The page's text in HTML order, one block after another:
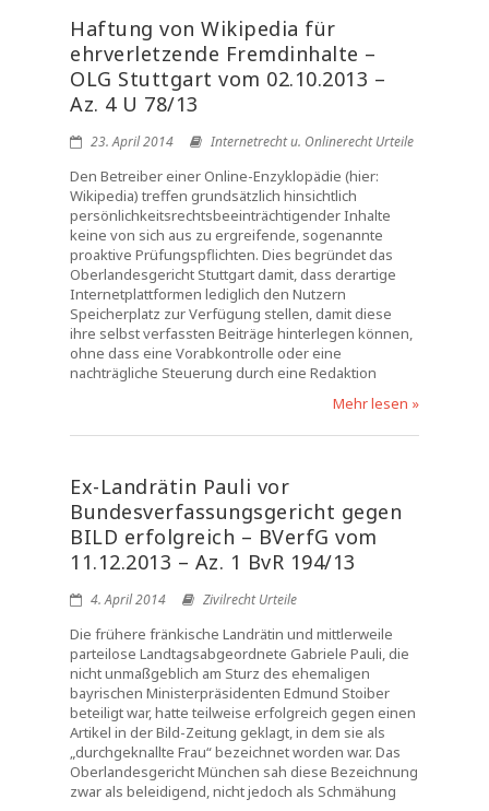
Haftung von Wikipedia für
ehrverletzende Fremdinhalte –
OLG Stuttgart vom 02.10.2013 –
Az. 4 U 78/13
23. April 2014 Internetrecht u. Onlinerecht Urteile
Den Betreiber einer Online-Enzyklopädie (hier:
Wikipedia) treffen grundsätzlich hinsichtlich
persönlichkeitsrechtsbeeinträchtigender Inhalte
keine von sich aus zu ergreifende, sogenannte
proaktive Prüfungspflichten. Dies begründet das
Oberlandesgericht Stuttgart damit, dass derartige
Internetplattformen lediglich den Nutzern
Speicherplatz zur Verfügung stellen, damit diese
ihre selbst verfassten Beiträge hinterlegen können,
ohne dass eine Vorabkontrolle oder eine
nachträgliche Steuerung durch eine Redaktion
Mehr lesen »
Ex-Landrätin Pauli vor
Bundesverfassungsgericht gegen
BILD erfolgreich – BVerfG vom
11.12.2013 – Az. 1 BvR 194/13
4. April 2014 Zivilrecht Urteile
Die frühere fränkische Landrätin und mittlerweile
parteilose Landtagsabgeordnete Gabriele Pauli, die
nicht unmaßgeblich am Sturz des ehemaligen
bayrischen Ministerpräsidenten Edmund Stoiber
beteiligt war, hatte teilweise erfolgreich gegen einen
Artikel in der Bild-Zeitung geklagt, in dem sie als
„durchgeknallte Frau“ bezeichnet worden war. Das
Oberlandesgericht München sah diese Bezeichnung
zwar als beleidigend, nicht jedoch als Schmähung